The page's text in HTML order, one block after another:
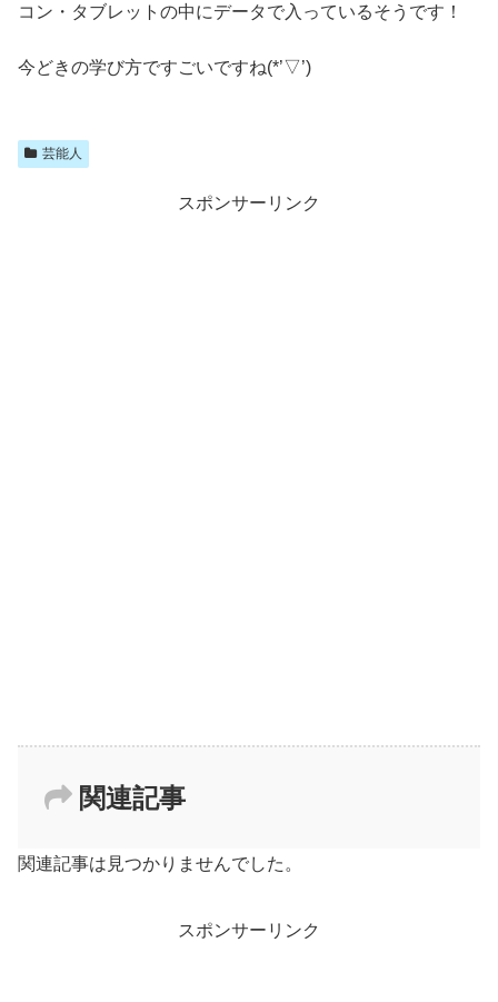
コン・タブレットの中にデータで入っているそうです！
今どきの学び方ですごいですね(*’▽’)
芸能人
スポンサーリンク
関連記事
関連記事は見つかりませんでした。
スポンサーリンク